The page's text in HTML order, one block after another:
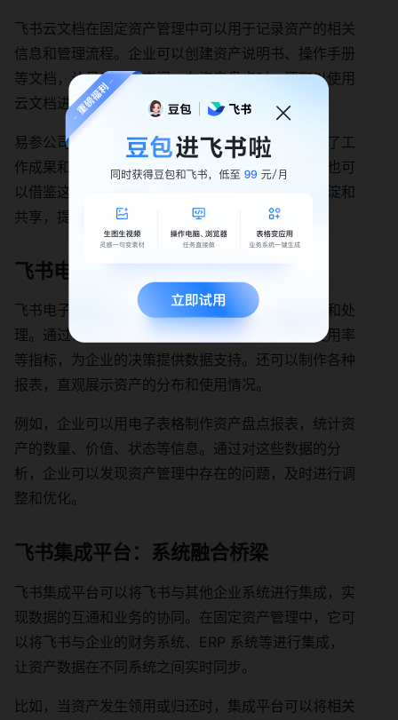
飞书云文档在固定资产管理中可以用于记录资产的相关
信息和管理流程。企业可以创建资产说明书、操作手册
等文档，让员工随时查阅。在资产盘点时，还可以使用
云文档进行盘点记录和数据共享。
易参公司基于飞书云文档搭建了企业知识库，沉淀了工
作成果和可对外物料。在固定资产管理方面，企业也可
以借鉴这种方式，将资产的管理经验和知识进行沉淀和
共享，提高员工的管理水平和工作效率。
飞书电子表格：数据处理能手
飞书电子表格可以对固定资产的数据进行深入分析和处
理。通过公式和函数，可以计算资产的折旧率、使用率
等指标，为企业的决策提供数据支持。还可以制作各种
报表，直观展示资产的分布和使用情况。
例如，企业可以用电子表格制作资产盘点报表，统计资
产的数量、价值、状态等信息。通过对这些数据的分
析，企业可以发现资产管理中存在的问题，及时进行调
整和优化。
飞书集成平台：系统融合桥梁
飞书集成平台可以将飞书与其他企业系统进行集成，实
现数据的互通和业务的协同。在固定资产管理中，它可
以将飞书与企业的财务系统、ERP 系统等进行集成，
让资产数据在不同系统之间实时同步。
比如，当资产发生领用或归还时，集成平台可以将相关